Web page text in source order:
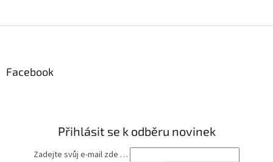
Facebook
Přihlásit se k odběru novinek
Zadejte svůj e-mail zde …